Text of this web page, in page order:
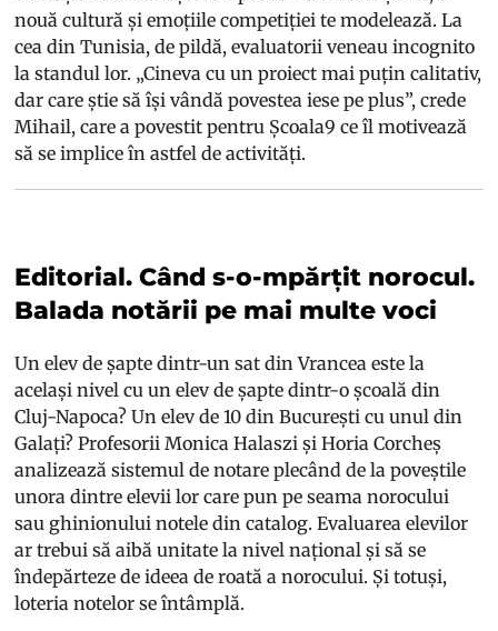
nouă cultură și emoțiile competiției te modelează. La
cea din Tunisia, de pildă, evaluatorii veneau incognito
la standul lor. „Cineva cu un proiect mai puțin calitativ,
dar care știe să își vândă povestea iese pe plus”, crede
Mihail, care a povestit pentru Școala9 ce îl motivează
să se implice în astfel de activități.
Editorial. Când s-o-mpărțit norocul.
Balada notării pe mai multe voci
Un elev de șapte dintr-un sat din Vrancea este la
același nivel cu un elev de șapte dintr-o școală din
Cluj-Napoca? Un elev de 10 din București cu unul din
Galați? Profesorii Monica Halaszi și Horia Corcheș
analizează sistemul de notare plecând de la poveștile
unora dintre elevii lor care pun pe seama norocului
sau ghinionului notele din catalog. Evaluarea elevilor
ar trebui să aibă unitate la nivel național și să se
îndepărteze de ideea de roată a norocului. Și totuși,
loteria notelor se întâmplă.